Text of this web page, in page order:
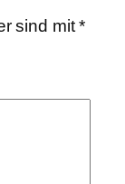
sind mit*